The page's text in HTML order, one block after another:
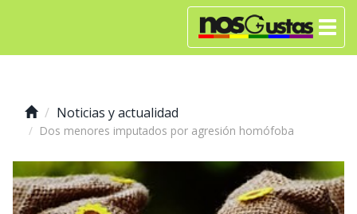
Noticias y actualidad
Dos menores imputados por agresión homófoba